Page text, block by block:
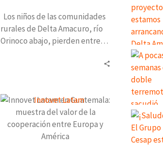
Los niños de las comunidades
rurales de Delta Amacuro, río
Orinoco abajo, pierden entre
Innovet
Latam
en
Guatemala: